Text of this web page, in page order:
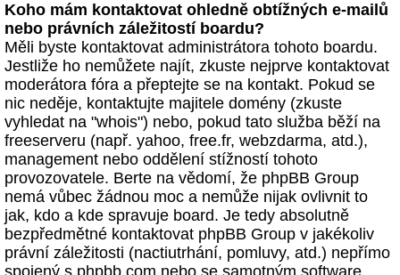
Koho mám kontaktovat ohledně obtížných e-mailů
nebo právních záležitostí boardu?
Měli byste kontaktovat administrátora tohoto boardu.
Jestliže ho nemůžete najít, zkuste nejprve kontaktovat
moderátora fóra a přeptejte se na kontakt. Pokud se
nic neděje, kontaktujte majitele domény (zkuste
vyhledat na "whois") nebo, pokud tato služba běží na
freeserveru (např. yahoo, free.fr, webzdarma, atd.),
management nebo oddělení stížností tohoto
provozovatele. Berte na vědomí, že phpBB Group
nemá vůbec žádnou moc a nemůže nijak ovlivnit to
jak, kdo a kde spravuje board. Je tedy absolutně
bezpředmětné kontaktovat phpBB Group v jakékoliv
právní záležitosti (nactiutrhání, pomluvy, atd.) nepřímo
spojený s phpbb.com nebo se samotným software